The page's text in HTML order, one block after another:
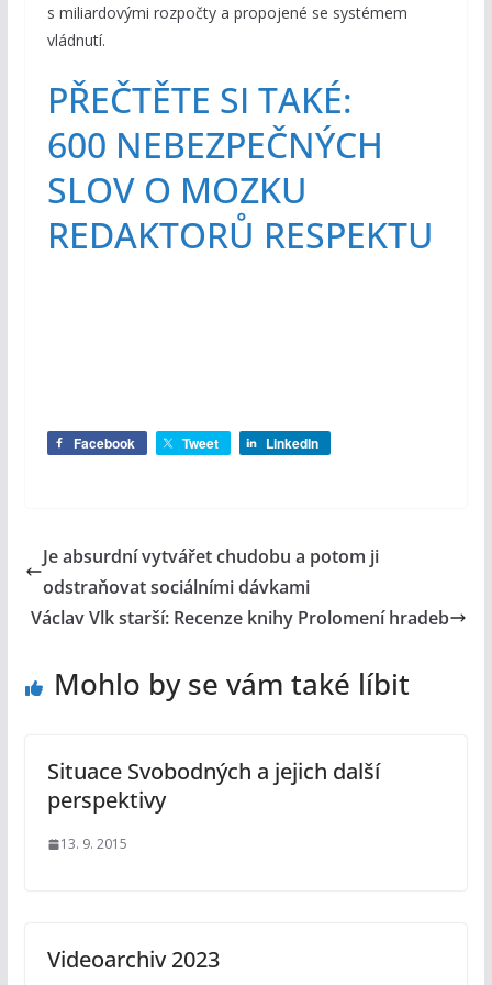
s miliardovými rozpočty a propojené se systémem
vládnutí.
PŘEČTĚTE SI TAKÉ:
600 NEBEZPEČNÝCH
SLOV O MOZKU
REDAKTORŮ RESPEKTU
Facebook Tweet LinkedIn
Je absurdní vytvářet chudobu a potom ji
odstraňovat sociálními dávkami
Václav Vlk starší: Recenze knihy Prolomení hradeb
Mohlo by se vám také líbit
Situace Svobodných a jejich další
perspektivy
13. 9. 2015
Videoarchiv 2023